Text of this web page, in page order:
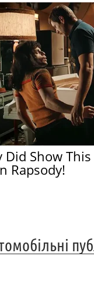
Did Show This
Rapsody!